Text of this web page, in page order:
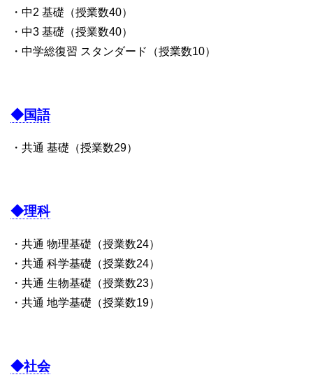
・中2 基礎（授業数40）
・中3 基礎（授業数40）
・中学総復習 スタンダード（授業数10）
◆国語
・共通 基礎（授業数29）
◆理科
・共通 物理基礎（授業数24）
・共通 科学基礎（授業数24）
・共通 生物基礎（授業数23）
・共通 地学基礎（授業数19）
◆社会